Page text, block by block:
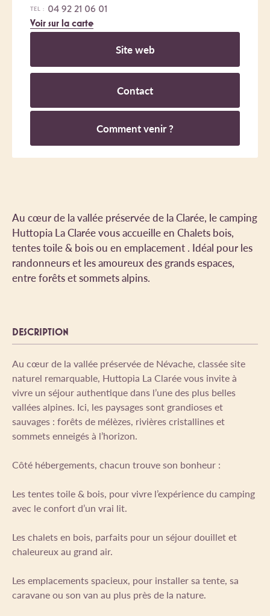
Au cœur de la vallée préservée de la Clarée, le camping
Huttopia La Clarée vous accueille en Chalets bois,
tentes toile & bois ou en emplacement . Idéal pour les
randonneurs et les amoureux des grands espaces,
entre forêts et sommets alpins.
DESCRIPTION
Au cœur de la vallée préservée de Névache, classée site
naturel remarquable, Huttopia La Clarée vous invite à
vivre un séjour authentique dans l’une des plus belles
vallées alpines. Ici, les paysages sont grandioses et
sauvages : forêts de mélèzes, rivières cristallines et
sommets enneigés à l’horizon.
Côté hébergements, chacun trouve son bonheur :
Les tentes toile & bois, pour vivre l’expérience du camping
avec le confort d’un vrai lit.
Les chalets en bois, parfaits pour un séjour douillet et
chaleureux au grand air.
Les emplacements spacieux, pour installer sa tente, sa
caravane ou son van au plus près de la nature.
TEL : 04 92 21 06 01
Voir sur la carte
Site web
Contact
Comment venir ?